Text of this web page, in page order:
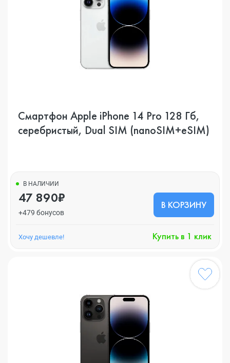
Смартфон Apple iPhone 14 Pro 128 Гб,
серебристый, Dual SIM (nanoSIM+eSIM)
В НАЛИЧИИ
47 890₽
+479 бонусов
В КОРЗИНУ
Хочу дешевле! Купить в 1 клик